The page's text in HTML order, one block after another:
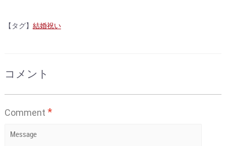
【タグ】 結婚祝い
コメント
Comment *